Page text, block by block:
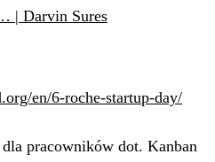
| Darvin Sures
en/6-roche-startup-day/
pracowników dot. Kanban